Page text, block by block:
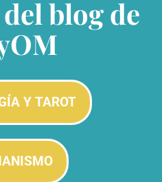
blog de
Y TAROT